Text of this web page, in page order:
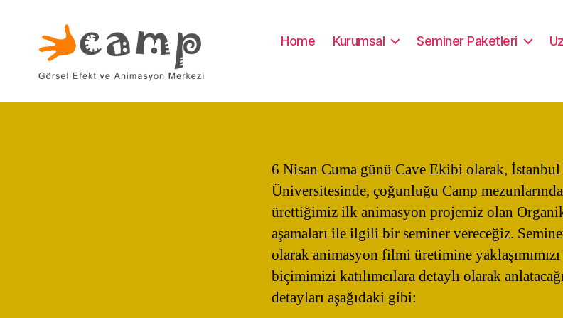
Home Kurumsal Seminer Paketleri
6 Nisan Cuma günü Cave Ekibi olarak,
Üniversitesinde, çoğunluğu Camp
ürettiğimiz ilk animasyon projemiz olan
aşamaları ile ilgili bir seminer vereceğiz.
olarak animasyon filmi üretimine yaklaşımımızı
biçimimizi katılımcılara detaylı olarak
detayları aşağıdaki gibi: